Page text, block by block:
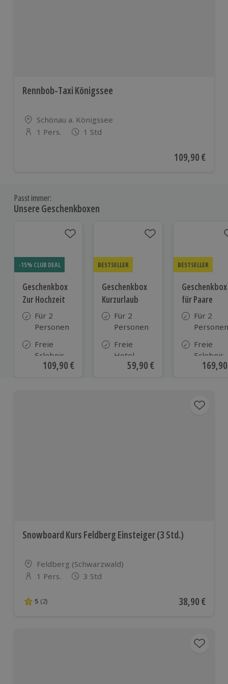
Rennbob-Taxi Königssee
Standort
Schönau a. Königssee
Anzahl der Teilnehmer
1 Pers. 1 Std
Aktueller Preis
109,90 €
Passt immer:
Unsere Geschenkboxen
-15% CLUB DEAL
Geschenkbox
Zur Hochzeit
Für 2
Personen
Freie
Erlebnis-
Auswahl
Aktueller Preis
109,90 €
BESTSELLER
Geschenkbox
Kurzurlaub
Für 2
Personen
Freie
Hotel-
Auswahl
Aktueller Preis
59,90 €
BESTSELLER
Geschenkbox
für Paare
Für 2
Personen
Freie
Erlebnis-
Auswahl
Snowboard Kurs Feldberg Einsteiger (3 Std.)
Standort
Feldberg (Schwarzwald)
Anzahl der Teilnehmer
1 Pers. 3 Std
5 von 5 Sternen basierend auf 2 Bewertungen
5 (2) Aktueller
38,90 €